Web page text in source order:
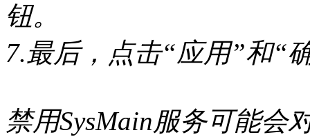
钮。
7.最后，点击“应用”和“
禁用SysMain服务可能会